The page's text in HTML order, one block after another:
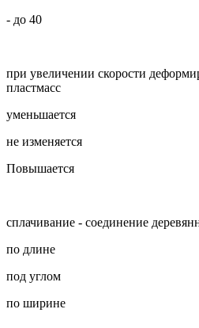
- до 40
при увеличении скорости
пластмасс
уменьшается
не изменяется
Повышается
сплачивание - соединение
по длине
под углом
по ширине